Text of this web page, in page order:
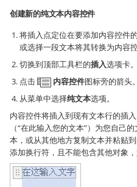
创建新的纯文本内容控件
将插入点定位在要添加内容控件
或选择一段文本将其转换为内容控
切换到顶部工具栏的插入选项卡。
点击
内容控件图标旁的箭头。
从菜单中选择纯文本选项。
内容控件将插入到现有文本行的插
（“在此输入您的文本”）为您自己
本，或从其他地方复制文本并粘贴
添加换行符，且不能包含其他对象，